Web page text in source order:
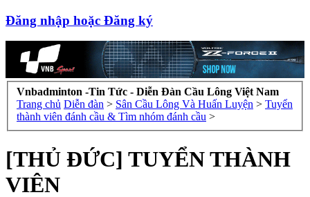
Đăng nhập hoặc Đăng ký
Vnbadminton -Tin Tức - Diễn Đàn Cầu Lông Việt Nam
Trang chủ Diễn đàn > Sân Cầu Lông Và Huấn Luyện > Tuyển
thành viên đánh cầu & Tìm nhóm đánh cầu >
[THỦ ĐỨC] TUYỂN THÀNH
VIÊN